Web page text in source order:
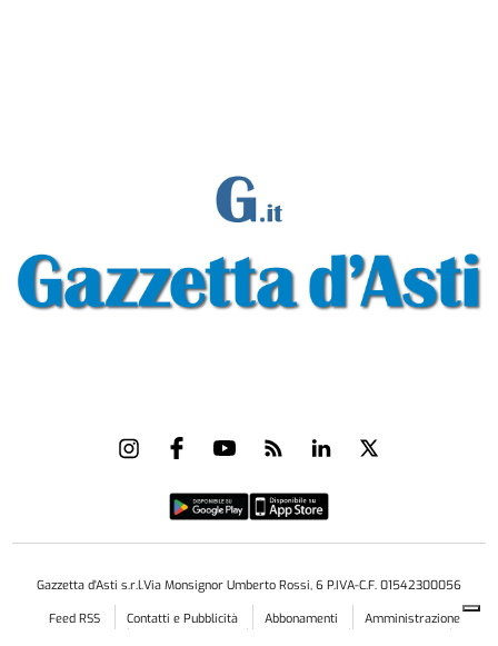
Gazzetta d'Asti s.r.l.Via Monsignor Umberto Rossi, 6 P.IVA-C.F. 01542300056
Feed RSS
Contatti e Pubblicità Abbonamenti
Amministrazione